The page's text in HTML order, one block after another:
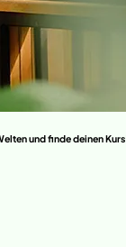
und finde deinen